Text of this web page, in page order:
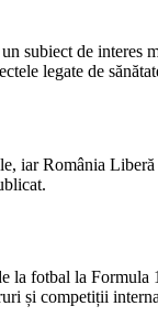
subiect de interes
legate de
iar România
la fotbal la
și competiții